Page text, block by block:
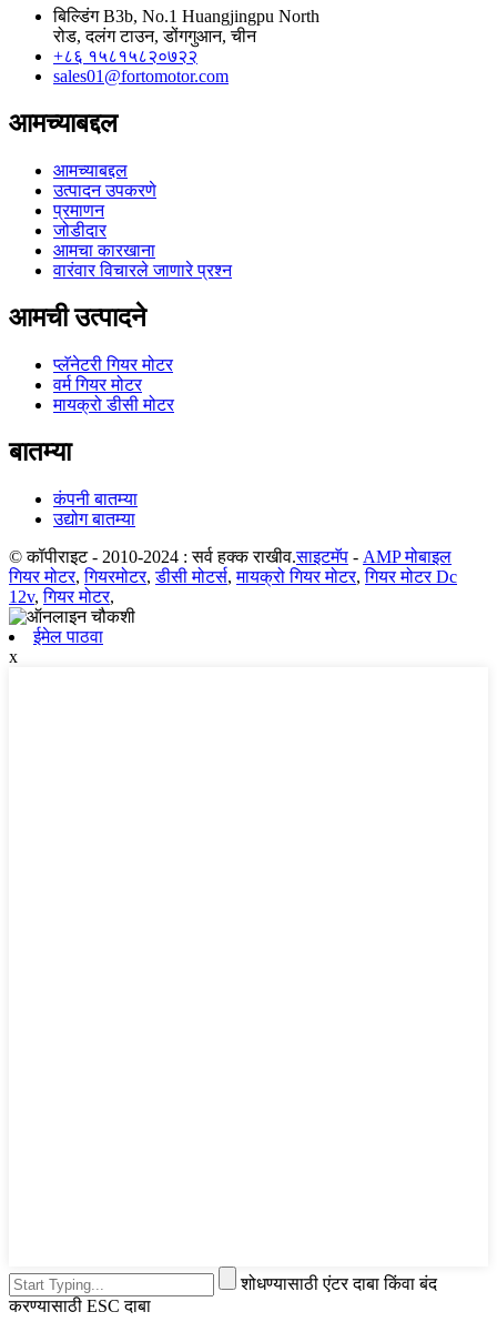
बिल्डिंग B3b, No.1 Huangjingpu North
रोड, दलंग टाउन, डोंगगुआन, चीन
+८६ १५८१५८२०७२२
sales01@fortomotor.com
आमच्याबद्दल
आमच्याबद्दल
उत्पादन उपकरणे
प्रमाणन
जोडीदार
आमचा कारखाना
वारंवार विचारले जाणारे प्रश्न
आमची उत्पादने
प्लॅनेटरी गियर मोटर
वर्म गियर मोटर
मायक्रो डीसी मोटर
बातम्या
कंपनी बातम्या
उद्योग बातम्या
© कॉपीराइट - 2010-2024 : सर्व हक्क राखीव.साइटमॅप - AMP मोबाइल
गियर मोटर,गियरमोटर,डीसी मोटर्स,मायक्रो गियर मोटर,गियर मोटर Dc
12v,गियर मोटर,
ईमेल पाठवा
x
शोधण्यासाठी एंटर दाबा किंवा बंद
करण्यासाठी ESC दाबा